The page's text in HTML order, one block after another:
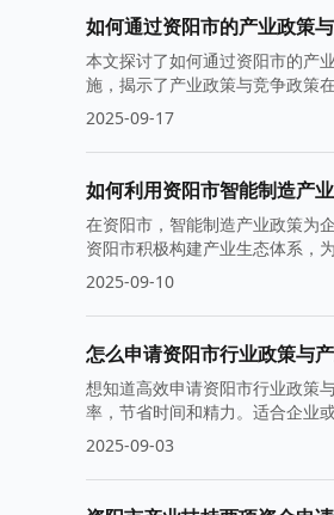
如何通过资阳市的产业政策
本文探讨了如何通过资阳市的产
施，揭示了产业政策与竞争政策
2025-09-17
如何利用资阳市智能制造产
在资阳市，智能制造产业政策为
资阳市积极构建产业生态体系，
动能。
2025-09-10
怎么申请资阳市行业政策与
想知道高效申请资阳市行业政策
率，节省时间和精力。适合企业或
2025-09-03